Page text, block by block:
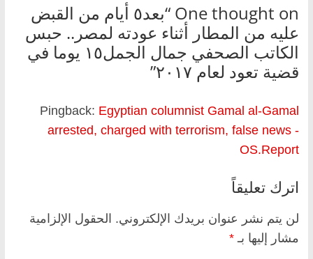
One thought on “
بعد٥ أيام من القبض
عليه من المطار أثناء عودته لمصر.. حبس
الكاتب الصحفي جمال الجمل١٥ يوما في
قضية تعود لعام ٢٠١٧
”
Pingback: Egyptian columnist Gamal al-Gamal
arrested, charged with terrorism, false news -
OS.Report
اترك تعليقاً
لن يتم نشر عنوان بريدك الإلكتروني. الحقول الإلزامية
مشار إليها بـ *